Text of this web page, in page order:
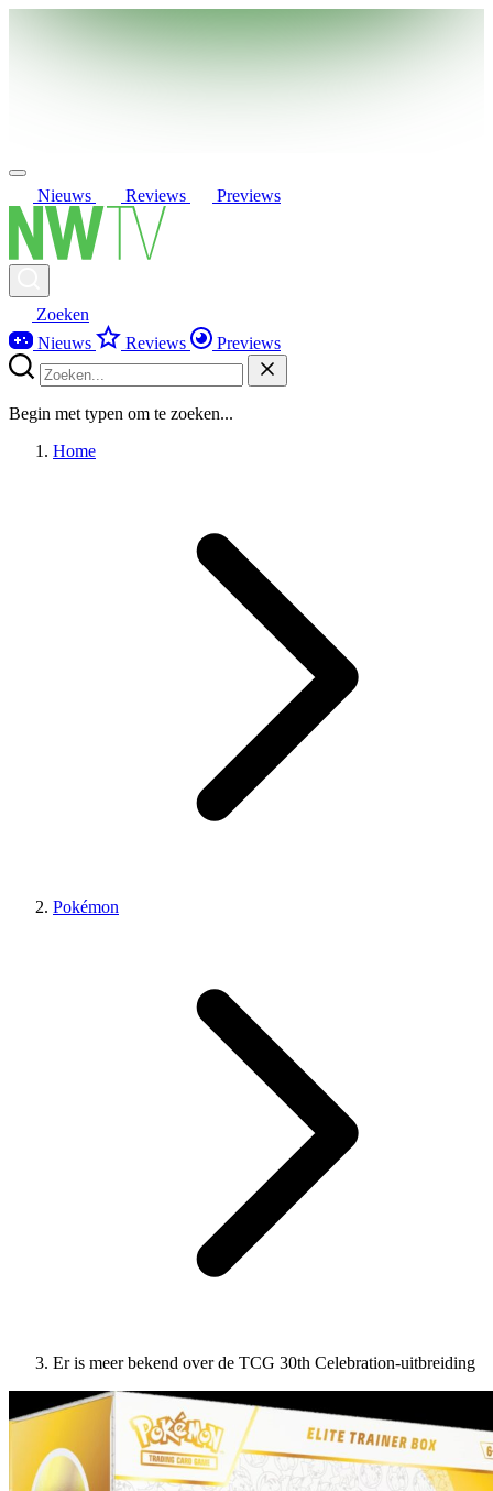
Nieuws Reviews Previews
Zoeken
Nieuws
Reviews Previews
Begin met typen om te zoeken...
Home
Pokémon
Er is meer bekend over de TCG 30th Celebration-uitbreiding